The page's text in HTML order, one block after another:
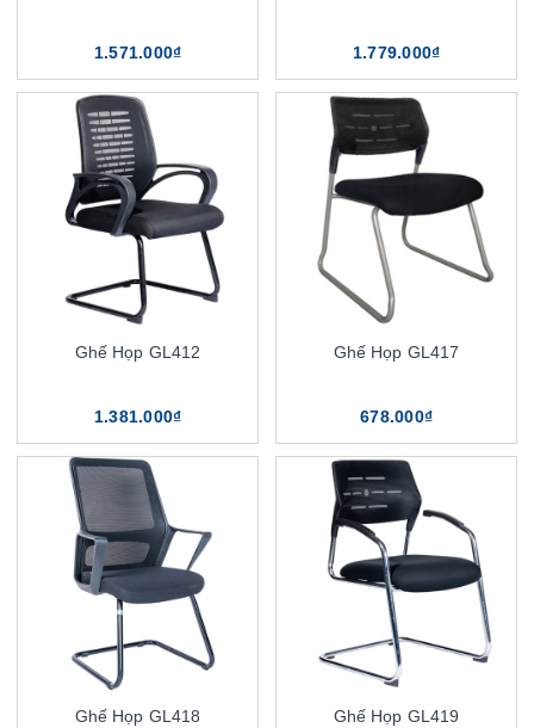
1.571.000₫ 1.779.000₫
Ghế Họp GL412
1.381.000₫
Ghế Họp GL417
678.000₫
Ghế Họp GL418 Ghế Họp GL419